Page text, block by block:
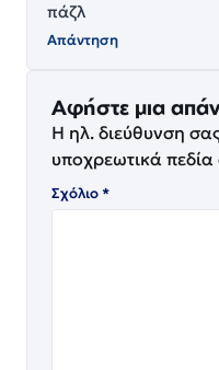
πάζλ
Απάντηση
Αφήστε μια
Η ηλ. διεύθυνση
υποχρεωτικά
Σχόλιο*